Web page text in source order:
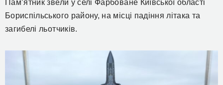
Пам’ятник звели у селі Фарбоване Київської області
Бориспільського району, на місці падіння літака та
загибелі льотчиків.